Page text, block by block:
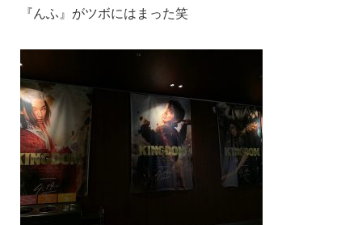
『んふ』がツボにはまった笑